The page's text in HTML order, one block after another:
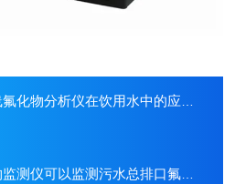
化物分析仪在饮用水中的应用介绍
仪可以监测污水总排口氟离子的含量